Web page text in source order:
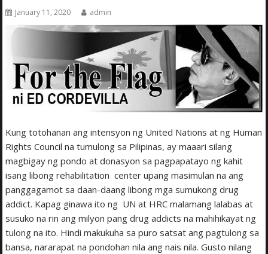
January 11, 2020 admin
Kung totohanan ang intensyon ng United Nations at ng Human
Rights Council na tumulong sa Pilipinas, ay maaari silang
magbigay ng pondo at donasyon sa pagpapatayo ng kahit
isang libong rehabilitation center upang masimulan na ang
panggagamot sa daan-daang libong mga sumukong drug
addict. Kapag ginawa ito ng UN at HRC malamang lalabas at
susuko na rin ang milyon pang drug addicts na mahihikayat ng
tulong na ito. Hindi makukuha sa puro satsat ang pagtulong sa
bansa, nararapat na pondohan nila ang nais nila. Gusto nilang